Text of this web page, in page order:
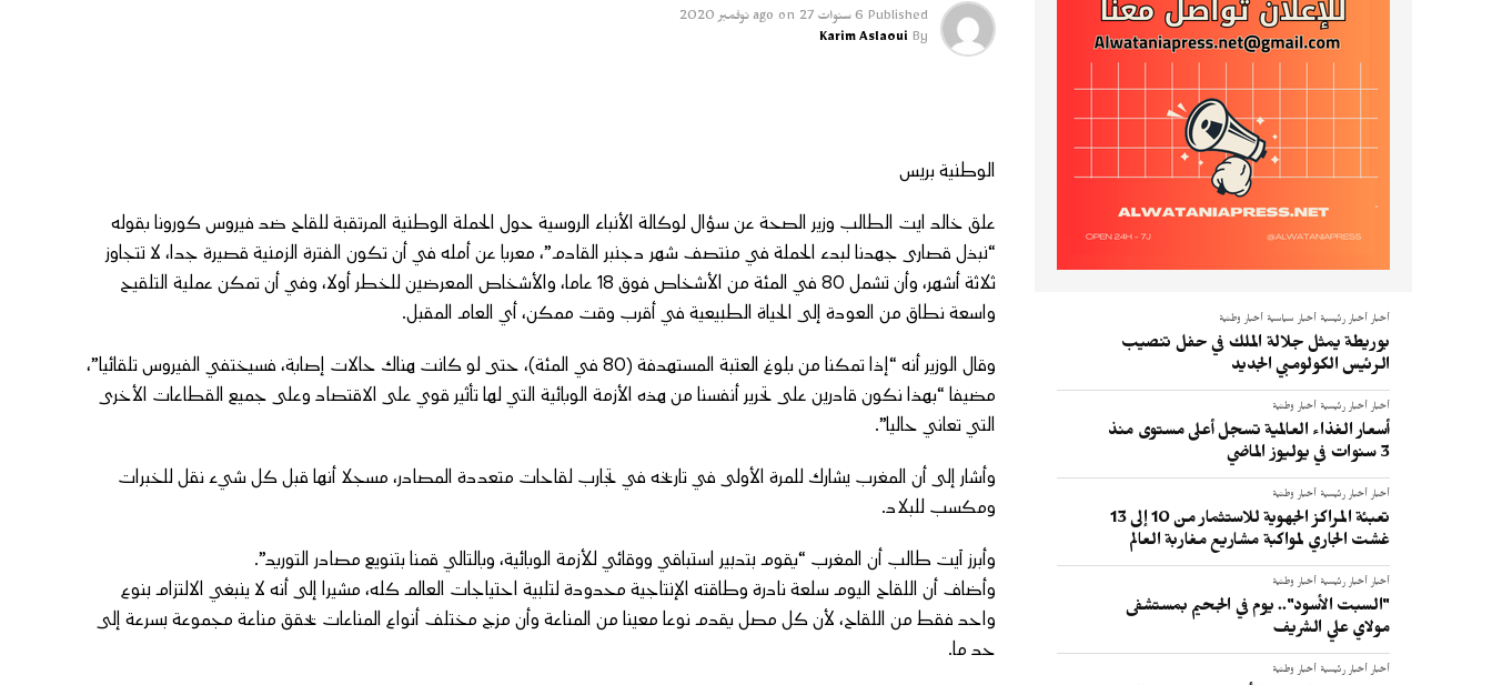
أخبار أخبار رئيسية أخبار سياسية أخبار وطنية
بوريطة يمثل جلالة الملك في حفل تنصيب
الرئيس الكولومبي الجديد
أخبار أخبار رئيسية أخبار وطنية
أسعار الغذاء العالمية تسجل أعلى مستوى منذ
3 سنوات في يوليوز الماضي
أخبار أخبار رئيسية أخبار وطنية
تعبئة المراكز الجهوية للاستثمار من 10 إلى 13
غشت الجاري لمواكبة مشاريع مغاربة العالم
أخبار أخبار رئيسية أخبار وطنية
"السبت الأسود".. يوم في الجحيم بمستشفى
مولاي علي الشريف
أخبار أخبار رئيسية أخبار وطنية
Published 6 سنوات ago on 27 نوفمبر 2020
By
Karim Aslaoui
الوطنية بريس
علق خالد ايت الطالب وزير الصحة عن سؤال لوكالة الأنباء الروسية حول الحملة الوطنية المرتقبة للقاح ضد فيروس كورونا بقوله
“نبذل قصارى جهدنا لبدء الحملة في منتصف شهر دجنبر القادم”، معربا عن أمله في أن تكون الفترة الزمنية قصيرة جدا، لا تتجاوز
ثلاثة أشهر، وأن تشمل 80 في المئة من الأشخاص فوق 18 عاما، والأشخاص المعرضين للخطر أولا، وفي أن تمكن عملية التلقيح
واسعة نطاق من العودة إلى الحياة الطبيعية في أقرب وقت ممكن، أي العام المقبل.
وقال الوزير أنه “إذا تمكنا من بلوغ العتبة المستهدفة (80 في المئة)، حتى لو كانت هناك حالات إصابة، فسيختفي الفيروس تلقائيا”،
مضيفا “بهذا نكون قادرين على تحرير أنفسنا من هذه الأزمة الوبائية التي لها تأثير قوي على الاقتصاد وعلى جميع القطاعات الأخرى
التي تعاني حاليا”.
وأشار إلى أن المغرب يشارك للمرة الأولى في تاريخه في تجارب لقاحات متعددة المصادر، مسجلا أنها قبل كل شيء نقل للخبرات
ومكسب للبلاد.
وأبرز آيت طالب أن المغرب “يقوم بتدبير استباقي ووقائي للأزمة الوبائية، وبالتالي قمنا بتنويع مصادر التوريد”.
وأضاف أن اللقاح اليوم سلعة نادرة وطاقته الإنتاجية محدودة لتلبية احتياجات العالم كله، مشيرا إلى أنه لا ينبغي الالتزام بنوع
واحد فقط من اللقاح، لأن كل مصل يقدم نوعا معينا من المناعة وأن مزج مختلف أنواع المناعات يحقق مناعة مجموعة بسرعة إلى
حد ما.